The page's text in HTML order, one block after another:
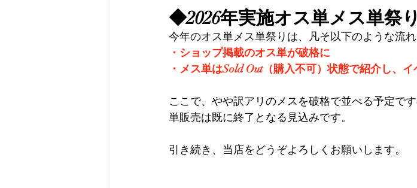
◆2026年実施オス単メス単祭
今年のオス単メス単祭りは、凡そ以下のような流れ
・ショップ掲載のオス単が破格に
・メス単はSold Out（購入不可）状態で紹介し、
ここで、やや訳アリのメスを破格で並べる予定で
単販売は既に終了となる見込みです。
引き続き、当店をどうぞよろしくお願いします。